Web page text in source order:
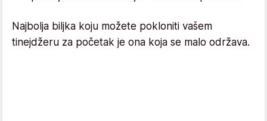
Najbolja biljka koju možete pokloniti vašem
tinejdžeru za početak je ona koja se malo održava.